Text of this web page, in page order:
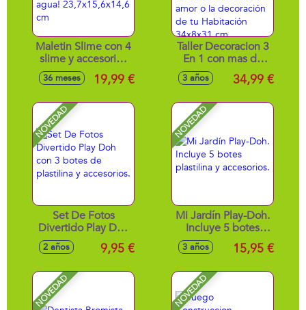
Maletin Slime con 4
slime y accesorios
¡crea tu propio
Slime mezclando
23,7x15,6x14,6 cm
36 meses 19,99 €
Taller Decoracion 3
En 1 con mas de
150 accesorios.
Recorta y
libreta favorita, tus
cartas de amor o la
decoración de tu
Habitación
34x8x31 cm
3 años 34,99 €
NOVEDAD
Set De Fotos
Divertido Play Doh
con 3 botes de
plastilina y
2 años 9,95 €
NOVEDAD
Mi Jardín Play-Doh.
Incluye 5 botes
plastilina y
accesorios.
3 años 15,95 €
NOVEDAD NOVEDAD